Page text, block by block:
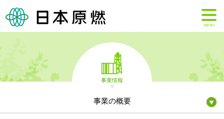
MENU
事業情報
事業の概要